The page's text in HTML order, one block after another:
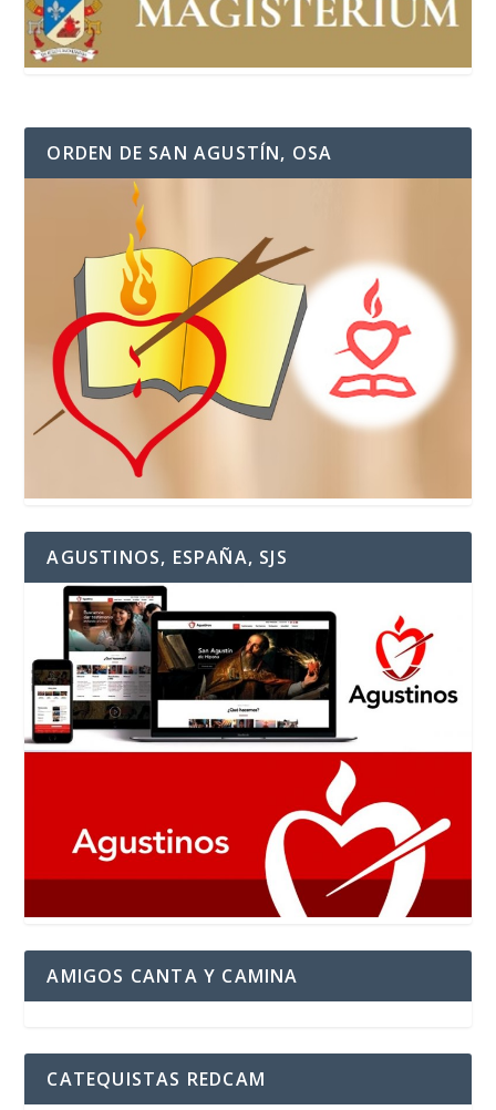
ORDEN DE SAN AGUSTÍN, OSA
AGUSTINOS, ESPAÑA, SJS
AMIGOS CANTA Y CAMINA
CATEQUISTAS REDCAM